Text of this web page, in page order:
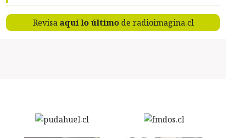
Revisa aquí lo últimode radioimagina.cl